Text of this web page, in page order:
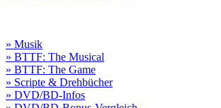
» Musik
» BTTF: The Musical
» BTTF: The Game
» Scripte & Drehbücher
» DVD/BD-Infos